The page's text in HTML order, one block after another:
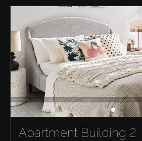
Apartment Building 2